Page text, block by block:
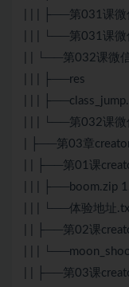
| | | ├──第031课
| | | └──第031课
| | └──第032课微
| | | ├──res
| | |
| | | └──第032课
| ├──第03章
| | ├──第01课
| | | ├──boom.zip
| | | └──体验地址
| | ├──第02课
| | |
| | ├──第03课